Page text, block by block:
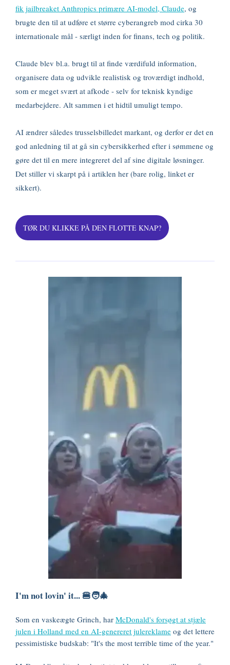
fik jailbreaket Anthropics primære AI-model, Claude, og
brugte den til at udføre et større cyberangreb mod cirka 30
internationale mål - særligt inden for finans, tech og politik.
Claude blev bl.a. brugt til at finde værdifuld information,
organisere data og udvikle realistisk og troværdigt indhold,
som er meget svært at afkode - selv for teknisk kyndige
medarbejdere. Alt sammen i et hidtil umuligt tempo.
AI ændrer således trusselsbilledet markant, og derfor er det en
god anledning til at gå sin cybersikkerhed efter i sømmene og
gøre det til en mere integreret del af sine digitale løsninger.
Det stiller vi skarpt på i artiklen her (bare rolig, linket er
sikkert).
TØR DU KLIKKE PÅ DEN FLOTTE KNAP?
I'm not lovin' it... 🍔🧑‍🎄
Som en vaskeægte Grinch, har McDonald's forsøgt at stjæle
julen i Holland med en AI-genereret julereklame og det lettere
pessimistiske budskab: "It's the most terrible time of the year."